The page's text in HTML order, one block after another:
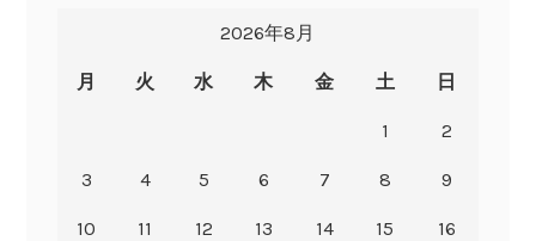
2026年8月
月 火 水 木 金 土 日
1 2
3 4 5 6 7 8 9
10 11 12 13 14 15 16